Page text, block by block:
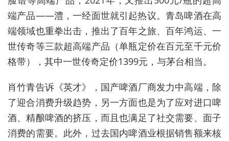
端产品——澧，一经面世就引起热议。青岛啤酒在高
端领域也重拳出击，推出了百年之旅、百年鸿运、一
世传奇等三款超高端产品（单瓶定价在百元至千元价
格带），其中一世传奇定价1399元，与茅台相当。
肖竹青告诉《英才》，国产啤酒厂商发力中高端，除
了迎合消费升级趋势，另一方面也是为了应对进口啤
酒、精酿啤酒的挤压，而且也满足了社交需要、面子
消费的需要。此外，过去国内啤酒业根据销售额来核